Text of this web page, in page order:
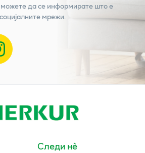
да се информирате што е
мрежи.
Следи нè